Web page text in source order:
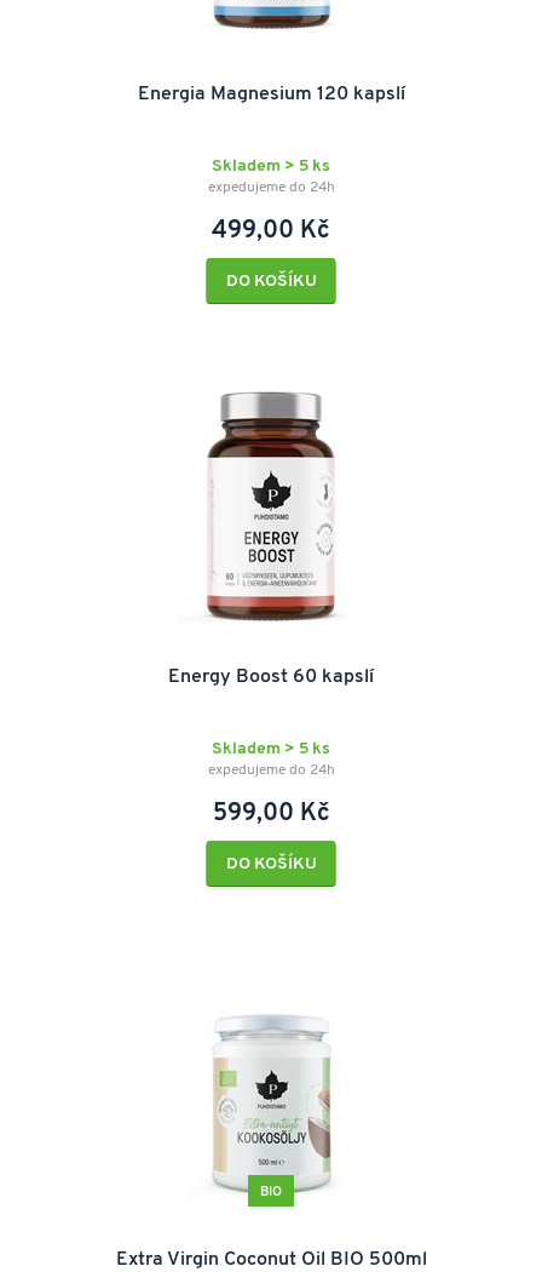
Energia Magnesium 120 kapslí
Skladem > 5 ks
expedujeme do 24h
499,00 Kč
DO KOŠÍKU
Energy Boost 60 kapslí
Skladem > 5 ks
expedujeme do 24h
599,00 Kč
DO KOŠÍKU
BIO
Extra Virgin Coconut Oil BIO 500ml